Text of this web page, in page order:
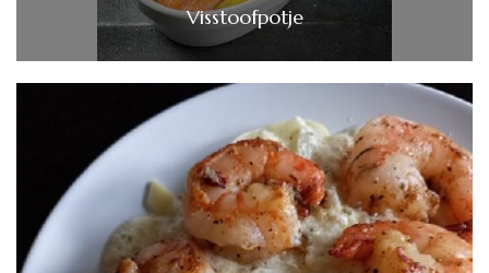
Visstoofpotje